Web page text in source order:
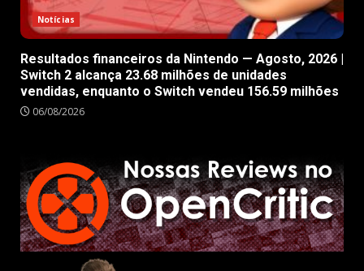
Notícias
Resultados financeiros da Nintendo — Agosto, 2026 |
Switch 2 alcança 23.68 milhões de unidades
vendidas, enquanto o Switch vendeu 156.59 milhões
06/08/2026